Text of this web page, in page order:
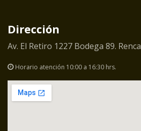
Dirección
Av. El Retiro 1227 Bodega 89. Renca
Horario atención 10:00 a 16:30 hrs.